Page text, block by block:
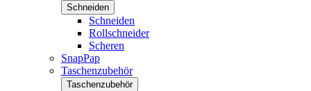
Schneiden
Schneiden
Rollschneider
Scheren
SnapPap
Taschenzubehör
Taschenzubehör